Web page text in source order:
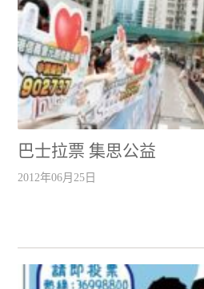
巴士拉票 集思公益
2012年06月25日